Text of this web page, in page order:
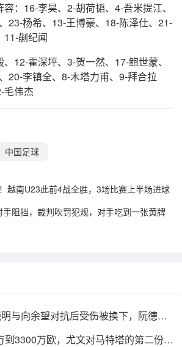
：16-李昊、2-胡荷韬、4-吾米提江、
23-杨希、13-王博豪、18-陈泽仕、21-
11-蒯纪闻
12-霍深坪、3-贺一然、17-鲍世蒙、
20-李镇全、8-木塔力甫、9-拜合拉
毛伟杰
中国足球
越南U23此前4战全胜，3场比赛上半场进球
阻挡，裁判吹罚犯规，对手吃到一张黄牌
与向余望对抗后受伤被换下，阮德英
到3300万欧，尤文对马特塔的第二份报